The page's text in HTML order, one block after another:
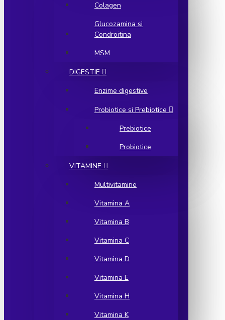
Colagen
Glucozamina si
Condroitina
MSM
DIGESTIE
Enzime digestive
Probiotice si Prebiotice
Prebiotice
Probiotice
VITAMINE
Multivitamine
Vitamina A
Vitamina B
Vitamina C
Vitamina D
Vitamina E
Vitamina H
Vitamina K